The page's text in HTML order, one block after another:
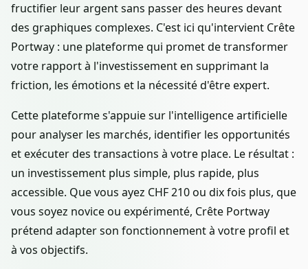
fructifier leur argent sans passer des heures devant
des graphiques complexes. C'est ici qu'intervient Crête
Portway : une plateforme qui promet de transformer
votre rapport à l'investissement en supprimant la
friction, les émotions et la nécessité d'être expert.
Cette plateforme s'appuie sur l'intelligence artificielle
pour analyser les marchés, identifier les opportunités
et exécuter des transactions à votre place. Le résultat :
un investissement plus simple, plus rapide, plus
accessible. Que vous ayez CHF 210 ou dix fois plus, que
vous soyez novice ou expérimenté, Crête Portway
prétend adapter son fonctionnement à votre profil et
à vos objectifs.